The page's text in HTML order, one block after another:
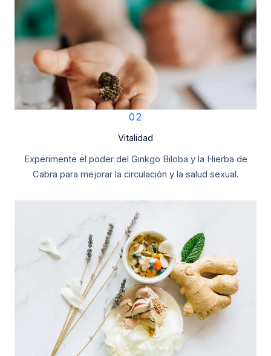
02
Vitalidad
Experimente el poder del Ginkgo Biloba y la Hierba de
Cabra para mejorar la circulación y la salud sexual.